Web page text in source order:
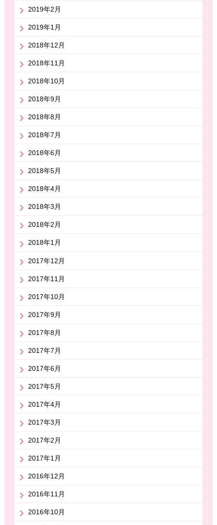
2019年2月
2019年1月
2018年12月
2018年11月
2018年10月
2018年9月
2018年8月
2018年7月
2018年6月
2018年5月
2018年4月
2018年3月
2018年2月
2018年1月
2017年12月
2017年11月
2017年10月
2017年9月
2017年8月
2017年7月
2017年6月
2017年5月
2017年4月
2017年3月
2017年2月
2017年1月
2016年12月
2016年11月
2016年10月